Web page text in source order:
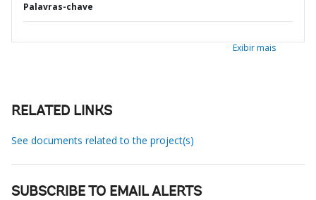
Palavras-chave
Exibir mais
RELATED LINKS
See documents related to the project(s)
SUBSCRIBE TO EMAIL ALERTS